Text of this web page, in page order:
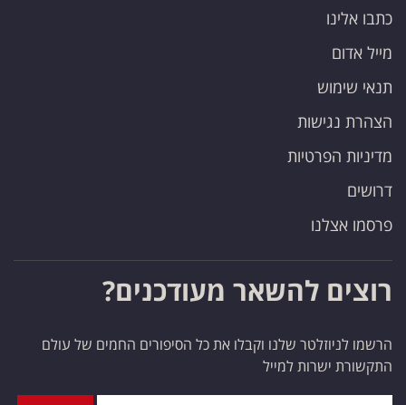
כתבו אלינו
מייל אדום
תנאי שימוש
הצהרת נגישות
מדיניות הפרטיות
דרושים
פרסמו אצלנו
רוצים להשאר מעודכנים?
הרשמו לניוזלטר שלנו וקבלו את כל הסיפורים החמים של עולם
התקשורת ישרות למייל